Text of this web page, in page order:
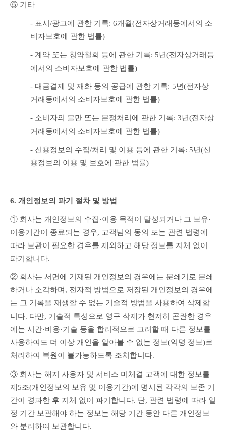
⑤ 기타
- 표시/광고에 관한 기록: 6개월(전자상거래등에서의 소
비자보호에 관한 법률)
- 계약 또는 청약철회 등에 관한 기록: 5년(전자상거래등
에서의 소비자보호에 관한 법률)
- 대금결제 및 재화 등의 공급에 관한 기록: 5년(전자상
거래등에서의 소비자보호에 관한 법률)
- 소비자의 불만 또는 분쟁처리에 관한 기록: 3년(전자상
거래등에서의 소비자보호에 관한 법률)
- 신용정보의 수집/처리 및 이용 등에 관한 기록: 5년(신
용정보의 이용 및 보호에 관한 법률)
6. 개인정보의 파기 절차 및 방법
① 회사는 개인정보의 수집·이용 목적이 달성되거나 그 보유·
이용기간이 종료되는 경우, 고객님의 동의 또는 관련 법령에
따라 보관이 필요한 경우를 제외하고 해당 정보를 지체 없이
파기합니다.
② 회사는 서면에 기재된 개인정보의 경우에는 분쇄기로 분쇄
하거나 소각하며, 전자적 방법으로 저장된 개인정보의 경우에
는 그 기록을 재생할 수 없는 기술적 방법을 사용하여 삭제합
니다. 다만, 기술적 특성으로 영구 삭제가 현저히 곤란한 경우
에는 시간·비용·기술 등을 합리적으로 고려할 때 다른 정보를
사용하여도 더 이상 개인을 알아볼 수 없는 정보(익명 정보)로
처리하여 복원이 불가능하도록 조치합니다.
③ 회사는 해지 사용자 및 서비스 미체결 고객에 대한 정보를
제5조(개인정보의 보유 및 이용기간)에 명시된 각각의 보존 기
간이 경과한 후 지체 없이 파기합니다. 단, 관련 법령에 따라 일
정 기간 보관해야 하는 정보는 해당 기간 동안 다른 개인정보
와 분리하여 보관합니다.